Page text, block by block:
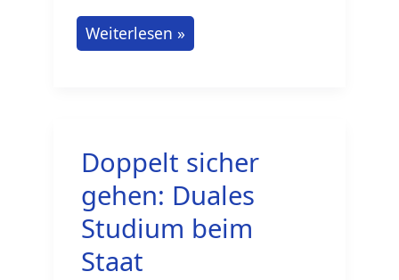
Wie
Sie
werden
–
Leitfaden
Weiterlesen »
Doppelt sicher
gehen: Duales
Studium beim
Staat